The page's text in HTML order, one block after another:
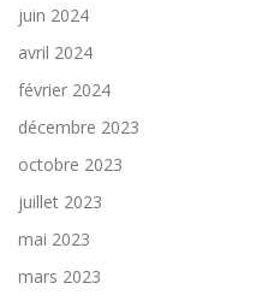
juin 2024
avril 2024
février 2024
décembre 2023
octobre 2023
juillet 2023
mai 2023
mars 2023